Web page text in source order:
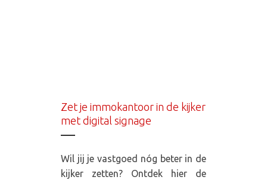
Zet je immokantoor in de kijker
met digital signage
Wil jij je vastgoed nóg beter in de
kijker zetten? Ontdek hier de